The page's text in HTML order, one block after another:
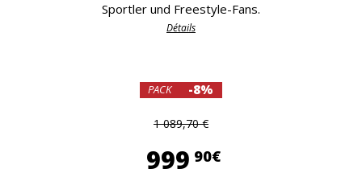
Sportler und Freestyle-Fans.
Détails
PACK -8%
1 089,70 €
999 90€999,90 €